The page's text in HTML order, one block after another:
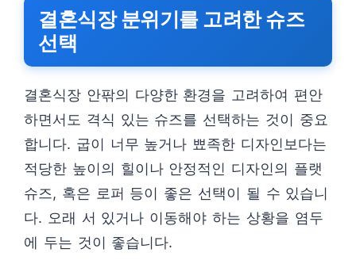
결혼식장 분위기를 고려한 슈즈
선택
결혼식장 안팎의 다양한 환경을 고려하여 편안
하면서도 격식 있는 슈즈를 선택하는 것이 중요
합니다. 굽이 너무 높거나 뾰족한 디자인보다는
적당한 높이의 힐이나 안정적인 디자인의 플랫
슈즈, 혹은 로퍼 등이 좋은 선택이 될 수 있습니
다. 오래 서 있거나 이동해야 하는 상황을 염두
에 두는 것이 좋습니다.